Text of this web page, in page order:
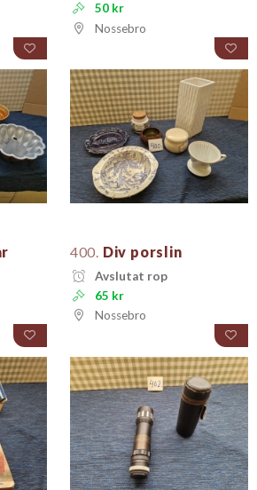
50 kr
Nossebro
400. Div porslin
Avslutat rop
65 kr
Nossebro